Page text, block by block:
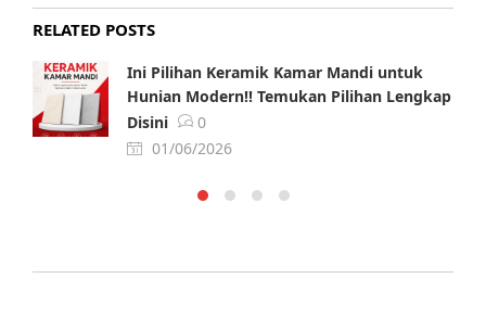
RELATED POSTS
Ini Pilihan Keramik Kamar Mandi untuk
Hunian Modern!! Temukan Pilihan Lengkap
Disini
0
01/06/2026